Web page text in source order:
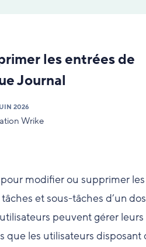
les entrées de
Journal
2026
Wrike
modifier ou supprimer les
et sous-tâches d’un
peuvent gérer leurs
que les utilisateurs disposant